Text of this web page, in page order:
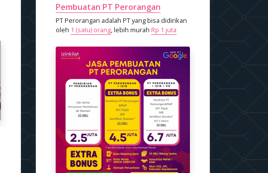
Pembuatan PT Perorangan
PT Perorangan adalah PT yang bisa didirikan
oleh 1 (satu) orang, lebih murah Rp 1 juta